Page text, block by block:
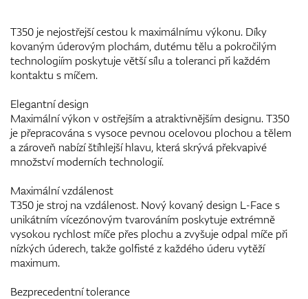
T350 je nejostřejší cestou k maximálnímu výkonu. Díky
kovaným úderovým plochám, dutému tělu a pokročilým
technologiím poskytuje větší sílu a toleranci při každém
kontaktu s míčem.
Elegantní design
Maximální výkon v ostřejším a atraktivnějším designu. T350
je přepracována s vysoce pevnou ocelovou plochou a tělem
a zároveň nabízí štíhlejší hlavu, která skrývá překvapivé
množství moderních technologií.
Maximální vzdálenost
T350 je stroj na vzdálenost. Nový kovaný design L-Face s
unikátním vícezónovým tvarováním poskytuje extrémně
vysokou rychlost míče přes plochu a zvyšuje odpal míče při
nízkých úderech, takže golfisté z každého úderu vytěží
maximum.
Bezprecedentní tolerance